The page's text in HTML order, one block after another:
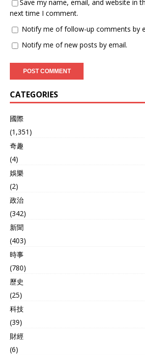
Save my name, email, and website in
next time I comment.
Notify me of follow-up comments by
Notify me of new posts by email.
CATEGORIES
國際
(1,351)
奇趣
(4)
娛樂
(2)
政治
(342)
新聞
(403)
時事
(780)
歷史
(25)
科技
(39)
財經
(6)